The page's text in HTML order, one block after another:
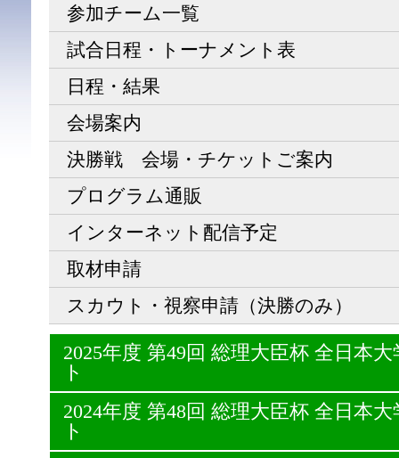
参加チーム一覧
試合日程・トーナメント表
日程・結果
会場案内
決勝戦 会場・チケットご案内
プログラム通販
インターネット配信予定
取材申請
スカウト・視察申請（決勝のみ）
2025年度 第49回 総理大臣杯 全日本
ト
2024年度 第48回 総理大臣杯 全日本
ト